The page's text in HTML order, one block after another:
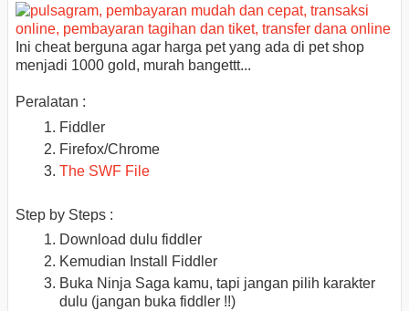
Ini cheat berguna agar harga pet yang ada di pet shop
menjadi 1000 gold, murah bangettt...
Peralatan :
Fiddler
Firefox/Chrome
The SWF File
Step by Steps :
Download dulu fiddler
Kemudian Install Fiddler
Buka Ninja Saga kamu, tapi jangan pilih karakter
dulu (jangan buka fiddler !!)